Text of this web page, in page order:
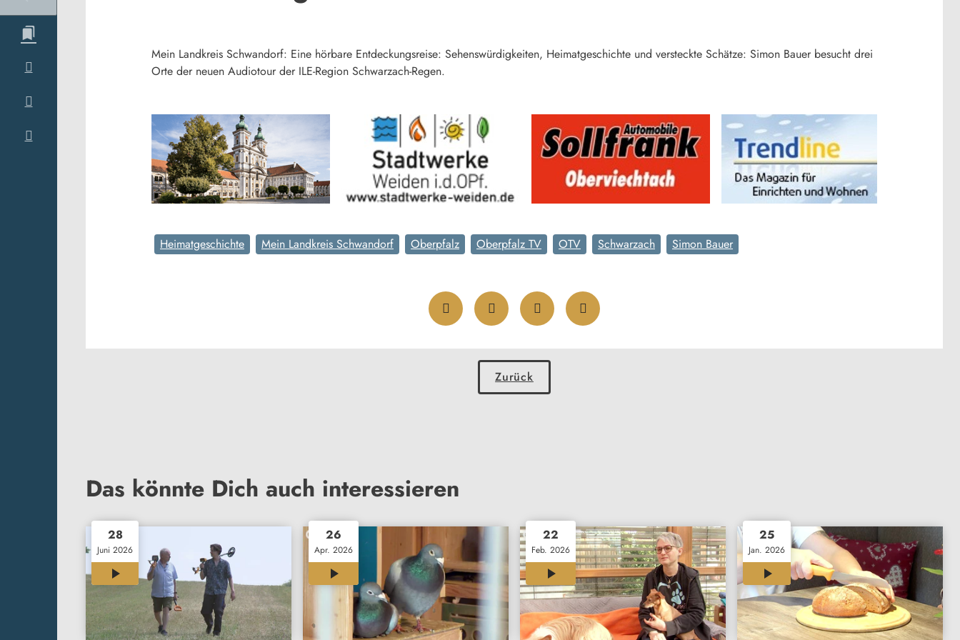
Mein Landkreis Schwandorf: Eine hörbare Entdeckungsreise: Sehenswürdigkeiten, Heimatgeschichte und versteckte Schätze: Simon Bauer besucht drei
Orte der neuen Audiotour der ILE-Region Schwarzach-Regen.
Heimatgeschichte Mein Landkreis Schwandorf Oberpfalz Oberpfalz TV OTV Schwarzach Simon Bauer
Zurück
Das könnte Dich auch interessieren
28
Juni 2026
26
Apr. 2026
12:00
22
Feb. 2026
12:00
25
Jan. 2026
12:00